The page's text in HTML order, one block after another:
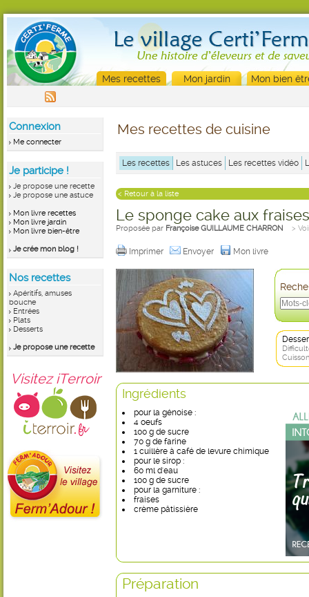
Mes recettes Mon jardin Mon bien
Connexion
Me connecter
Je participe !
Je propose une recette
Je propose une astuce
Mon livre recettes
Mon livre jardin
Mon livre bien-être
Je crée mon blog !
Nos recettes
Apéritifs, amuses
bouche
Entrées
Plats
Desserts
Je propose une recette
Visitez iTerroir
Mes recettes de cuisine
Les recettes Les astuces Les recettes vidéo
< Retour à la liste
Le sponge cake aux fraises
Proposée par Françoise GUILLAUME CHARRON >
Imprimer Envoyer Mon livre
Ingrédients
pour la génoise :
4 oeufs
100 g de sucre
70 g de farine
1 cuillère à café de levure chimique
pour le sirop :
60 ml d'eau
100 g de sucre
pour la garniture :
fraises
crème pâtissière
Préparation